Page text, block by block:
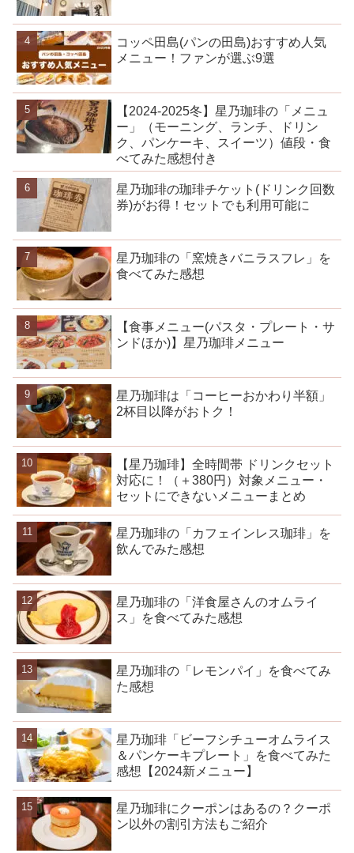
コッペ田島(パンの田島)おすすめ人気
メニュー！ファンが選ぶ9選
【2024-2025冬】星乃珈琲の「メニュ
ー」（モーニング、ランチ、ドリン
ク、パンケーキ、スイーツ）値段・食
べてみた感想付き
星乃珈琲の珈琲チケット(ドリンク回数
券)がお得！セットでも利用可能に
星乃珈琲の「窯焼きバニラスフレ」を
食べてみた感想
【食事メニュー(パスタ・プレート・サ
ンドほか)】星乃珈琲メニュー
星乃珈琲は「コーヒーおかわり半額」
2杯目以降がおトク！
【星乃珈琲】全時間帯 ドリンクセット
対応に！（＋380円）対象メニュー・
セットにできないメニューまとめ
星乃珈琲の「カフェインレス珈琲」を
飲んでみた感想
星乃珈琲の「洋食屋さんのオムライ
ス」を食べてみた感想
星乃珈琲の「レモンパイ」を食べてみ
た感想
星乃珈琲「ビーフシチューオムライス
＆パンケーキプレート」を食べてみた
感想【2024新メニュー】
星乃珈琲にクーポンはあるの？クーポ
ン以外の割引方法もご紹介